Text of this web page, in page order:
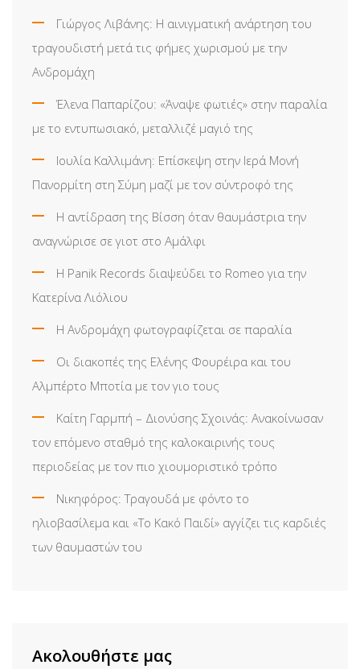
Γιώργος Λιβάνης: Η αινιγματική ανάρτηση του
τραγουδιστή μετά τις φήμες χωρισμού με την
Ανδρομάχη
Έλενα Παπαρίζου: «Άναψε φωτιές» στην παραλία
με το εντυπωσιακό, μεταλλιζέ μαγιό της
Ιουλία Καλλιμάνη: Επίσκεψη στην Ιερά Μονή
Πανορμίτη στη Σύμη μαζί με τον σύντροφό της
Η αντίδραση της Βίσση όταν θαυμάστρια την
αναγνώρισε σε γιοτ στο Αμάλφι
Η Panik Records διαψεύδει το Romeo για την
Κατερίνα Λιόλιου
Η Ανδρομάχη φωτογραφίζεται σε παραλία
Οι διακοπές της Ελένης Φουρέιρα και του
Αλμπέρτο Μποτία με τον γιο τους
Καίτη Γαρμπή – Διονύσης Σχοινάς: Ανακοίνωσαν
τον επόμενο σταθμό της καλοκαιρινής τους
περιοδείας με τον πιο χιουμοριστικό τρόπο
Νικηφόρος: Τραγουδά με φόντο το
ηλιοβασίλεμα και «Το Κακό Παιδί» αγγίζει τις καρδιές
των θαυμαστών του
Ακολουθήστε μας